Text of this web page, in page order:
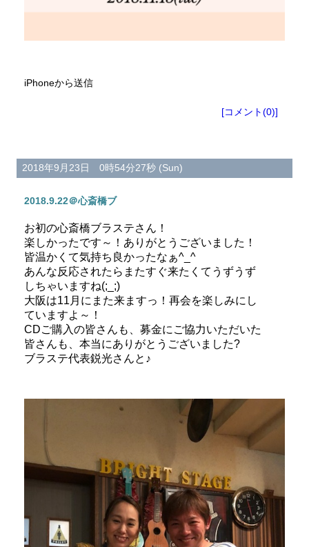
iPhoneから送信
[コメント(0)]
2018年9月23日 0時54分27秒 (Sun)
2018.9.22＠心斎橋ブ
お初の心斎橋ブラステさん！
楽しかったです～！ありがとうございました！
皆温かくて気持ち良かったなぁ^_^
あんな反応されたらまたすぐ来たくてうずうず
しちゃいますね(;_;)
大阪は11月にまた来ますっ！再会を楽しみにし
ていますよ～！
CDご購入の皆さんも、募金にご協力いただいた
皆さんも、本当にありがとうございました?
ブラステ代表鋭光さんと♪